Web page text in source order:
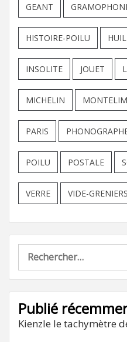
GEANT
HISTOIRE-POILU
INSOLITE JOUET
MICHELIN
PARIS
POILU POSTALE
VERRE VIDE-GRENIERS
Rechercher :
Publié
Kienzle le tachymètre